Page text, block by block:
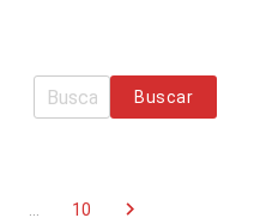
Buscar
... 10 chevron_right